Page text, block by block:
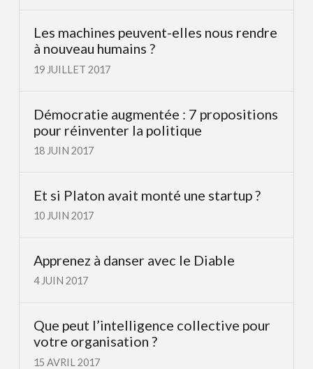
Les machines peuvent-elles nous rendre
à nouveau humains ?
19 JUILLET 2017
Démocratie augmentée : 7 propositions
pour réinventer la politique
18 JUIN 2017
Et si Platon avait monté une startup ?
10 JUIN 2017
Apprenez à danser avec le Diable
4 JUIN 2017
Que peut l’intelligence collective pour
votre organisation ?
15 AVRIL 2017